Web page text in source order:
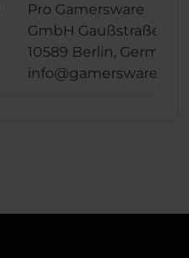
Pro Gamersware
GmbH Gaußstraße 1,
10589 Berlin, Germany